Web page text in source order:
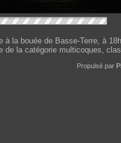
à la bouée de Basse-Terre, à
de la catégorie multicoques,
Propulsé par